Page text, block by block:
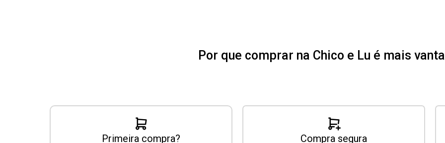
Por que comprar na Chico e Lu é mais
Primeira compra? Compra segura